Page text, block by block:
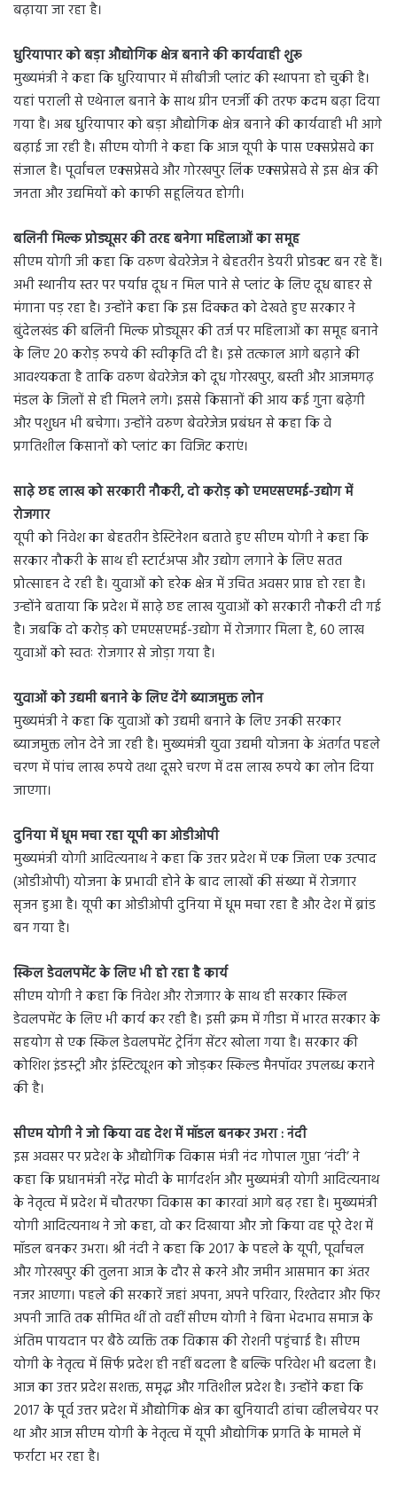
बढ़ाया जा रहा है।
धुरियापार को बड़ा औद्योगिक क्षेत्र बनाने की कार्यवाही शुरू
मुख्यमंत्री ने कहा कि धुरियापार में सीबीजी प्लांट की स्थापना हो चुकी है।
यहां पराली से एथेनाल बनाने के साथ ग्रीन एनर्जी की तरफ कदम बढ़ा दिया
गया है। अब धुरियापार को बड़ा औद्योगिक क्षेत्र बनाने की कार्यवाही भी आगे
बढ़ाई जा रही है। सीएम योगी ने कहा कि आज यूपी के पास एक्सप्रेसवे का
संजाल है। पूर्वांचल एक्सप्रेसवे और गोरखपुर लिंक एक्सप्रेसवे से इस क्षेत्र की
जनता और उद्यमियों को काफी सहूलियत होगी।
बलिनी मिल्क प्रोड्यूसर की तरह बनेगा महिलाओं का समूह
सीएम योगी जी कहा कि वरुण बेवरेजेज ने बेहतरीन डेयरी प्रोडक्ट बन रहे हैं।
अभी स्थानीय स्तर पर पर्याप्त दूध न मिल पाने से प्लांट के लिए दूध बाहर से
मंगाना पड़ रहा है। उन्होंने कहा कि इस दिक्कत को देखते हुए सरकार ने
बुंदेलखंड की बलिनी मिल्क प्रोड्यूसर की तर्ज पर महिलाओं का समूह बनाने
के लिए 20 करोड़ रुपये की स्वीकृति दी है। इसे तत्काल आगे बढ़ाने की
आवश्यकता है ताकि वरुण बेवरेजेज को दूध गोरखपुर, बस्ती और आजमगढ़
मंडल के जिलों से ही मिलने लगे। इससे किसानों की आय कई गुना बढ़ेगी
और पशुधन भी बचेगा। उन्होंने वरुण बेवरेजेज प्रबंधन से कहा कि वे
प्रगतिशील किसानों को प्लांट का विजिट कराएं।
साढ़े छह लाख को सरकारी नौकरी, दो करोड़ को एमएसएमई-उद्योग में
रोजगार
यूपी को निवेश का बेहतरीन डेस्टिनेशन बताते हुए सीएम योगी ने कहा कि
सरकार नौकरी के साथ ही स्टार्टअप्स और उद्योग लगाने के लिए सतत
प्रोत्साहन दे रही है। युवाओं को हरेक क्षेत्र में उचित अवसर प्राप्त हो रहा है।
उन्होंने बताया कि प्रदेश में साढ़े छह लाख युवाओं को सरकारी नौकरी दी गई
है। जबकि दो करोड़ को एमएसएमई-उद्योग में रोजगार मिला है, 60 लाख
युवाओं को स्वतः रोजगार से जोड़ा गया है।
युवाओं को उद्यमी बनाने के लिए देंगे ब्याजमुक्त लोन
मुख्यमंत्री ने कहा कि युवाओं को उद्यमी बनाने के लिए उनकी सरकार
ब्याजमुक्त लोन देने जा रही है। मुख्यमंत्री युवा उद्यमी योजना के अंतर्गत पहले
चरण में पांच लाख रुपये तथा दूसरे चरण में दस लाख रुपये का लोन दिया
जाएगा।
दुनिया में धूम मचा रहा यूपी का ओडीओपी
मुख्यमंत्री योगी आदित्यनाथ ने कहा कि उत्तर प्रदेश में एक जिला एक उत्पाद
(ओडीओपी) योजना के प्रभावी होने के बाद लाखों की संख्या में रोजगार
सृजन हुआ है। यूपी का ओडीओपी दुनिया में धूम मचा रहा है और देश में ब्रांड
बन गया है।
स्किल डेवलपमेंट के लिए भी हो रहा है कार्य
सीएम योगी ने कहा कि निवेश और रोजगार के साथ ही सरकार स्किल
डेवलपमेंट के लिए भी कार्य कर रही है। इसी क्रम में गीडा में भारत सरकार के
सहयोग से एक स्किल डेवलपमेंट ट्रेनिंग सेंटर खोला गया है। सरकार की
कोशिश इंडस्ट्री और इंस्टिट्यूशन को जोड़कर स्किल्ड मैनपॉवर उपलब्ध कराने
की है।
सीएम योगी ने जो किया वह देश में मॉडल बनकर उभरा : नंदी
इस अवसर पर प्रदेश के औद्योगिक विकास मंत्री नंद गोपाल गुप्ता ‘नंदी’ ने
कहा कि प्रधानमंत्री नरेंद्र मोदी के मार्गदर्शन और मुख्यमंत्री योगी आदित्यनाथ
के नेतृत्व में प्रदेश में चौतरफा विकास का कारवां आगे बढ़ रहा है। मुख्यमंत्री
योगी आदित्यनाथ ने जो कहा, वो कर दिखाया और जो किया वह पूरे देश में
मॉडल बनकर उभरा। श्री नंदी ने कहा कि 2017 के पहले के यूपी, पूर्वांचल
और गोरखपुर की तुलना आज के दौर से करने और जमीन आसमान का अंतर
नजर आएगा। पहले की सरकारें जहां अपना, अपने परिवार, रिश्तेदार और फिर
अपनी जाति तक सीमित थीं तो वहीं सीएम योगी ने बिना भेदभाव समाज के
अंतिम पायदान पर बैठे व्यक्ति तक विकास की रोशनी पहुंचाई है। सीएम
योगी के नेतृत्व में सिर्फ प्रदेश ही नहीं बदला है बल्कि परिवेश भी बदला है।
आज का उत्तर प्रदेश सशक्त, समृद्ध और गतिशील प्रदेश है। उन्होंने कहा कि
2017 के पूर्व उत्तर प्रदेश में औद्योगिक क्षेत्र का बुनियादी ढांचा व्हीलचेयर पर
था और आज सीएम योगी के नेतृत्व में यूपी औद्योगिक प्रगति के मामले में
फर्राटा भर रहा है।